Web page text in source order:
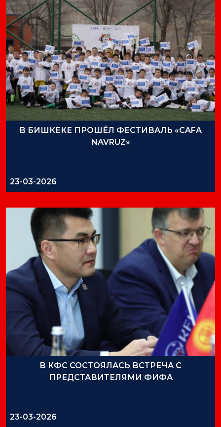
В БИШКЕКЕ ПРОШЁЛ ФЕСТИВАЛЬ «CAFA
NAVRUZ»
23-03-2026
В КФС СОСТОЯЛАСЬ ВСТРЕЧА С
ПРЕДСТАВИТЕЛЯМИ ФИФА
23-03-2026